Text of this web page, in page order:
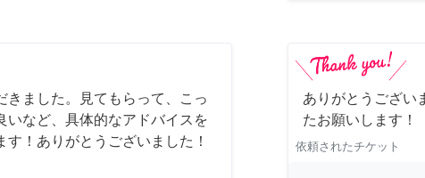
きました。見てもらって、こっ
いなど、具体的なアドバイスを
！ありがとうございました！
ありがとうござい
たお願いします！
依頼されたチケット